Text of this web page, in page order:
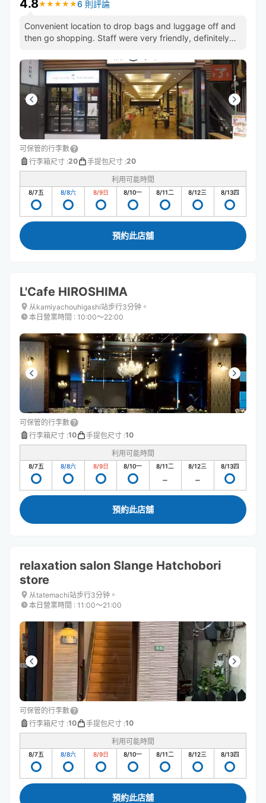
4.8★ ★ ★ ★ ★
★ ★ ★ ★ ★6 則評論
Convenient location to drop bags and luggage off and
then go shopping. Staff were very friendly, definitely
可保管的行李數
行李箱尺寸 :20 手提包尺寸 :20
利用可能時間
8/7五 8/8六 8/9日 8/10一 8/11二 8/12三 8/13四
預約此店舖
L'Cafe HIROSHIMA
从kamiyachouhigashi站步行3分钟。
本日營業時間 : 10:00〜22:00
可保管的行李數
行李箱尺寸 :10 手提包尺寸 :10
利用可能時間
8/7五 8/8六 8/9日 8/10一 8/11二 8/12三 8/13四
預約此店舖
relaxation salon Slange Hatchobori
store
从tatemachi站步行3分钟。
本日營業時間 : 11:00〜21:00
可保管的行李數
行李箱尺寸 :10 手提包尺寸 :10
利用可能時間
8/7五 8/8六 8/9日 8/10一 8/11二 8/12三 8/13四
預約此店舖